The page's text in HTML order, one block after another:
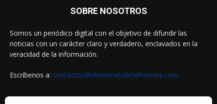
SOBRE NOSOTROS
Somos un periódico digital con el objetivo de difundir las
noticias con un carácter claro y verdadero, enclavados en la
veracidad de la información.
Escríbenos a: contactos@elcentineladelafrontera.com